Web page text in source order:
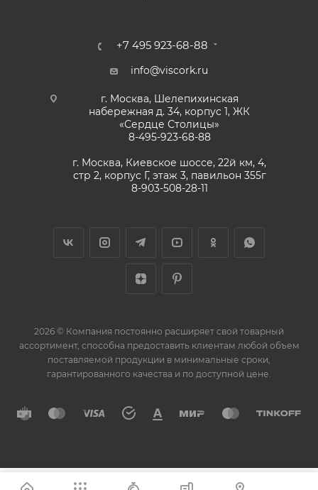
+7 495 923-68-88
info@viscork.ru
г. Москва, Шелепихинская
набережная д. 34, корпус 1, ЖК
«Сердце Столицы»
8-495-923-68-88
г. Москва, Киевское шоссе, 22й км, 4,
стр 2, корпус Г, этаж 3, павильон 355г
8-903-508-28-11
2026 © Компания постоянно расширяет свой товарный
ассортимент, способна предоставить клиентам любой объем
поставляемой продукции в минимальные сроки,
гарантированного качества и по доступной цене.